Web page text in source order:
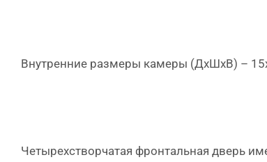
Внутренние размеры камеры (ДхШхВ) –
Четырехстворчатая фронтальная дверь